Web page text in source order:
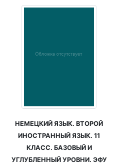
НЕМЕЦКИЙ ЯЗЫК. ВТОРОЙ
ИНОСТРАННЫЙ ЯЗЫК. 11
КЛАСС. БАЗОВЫЙ И
УГЛУБЛЕННЫЙ УРОВНИ. ЭФУ